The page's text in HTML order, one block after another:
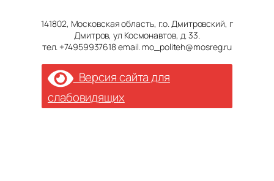
141802, Московская область, г.о. Дмитровский, г
Дмитров, ул Космонавтов, д. 33.
тел. +74959937618 email. mo_politeh@mosreg.ru
Версия сайта для
слабовидящих